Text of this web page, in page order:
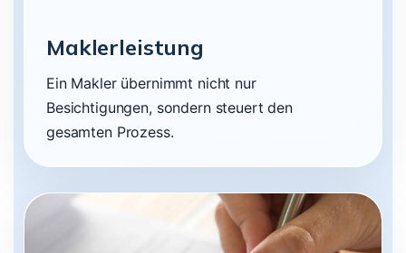
Maklerleistung
Ein Makler übernimmt nicht nur
Besichtigungen, sondern steuert den
gesamten Prozess.